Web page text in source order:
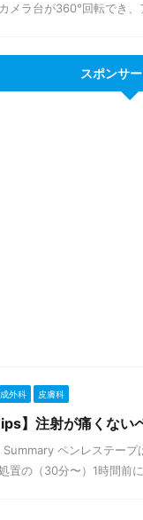
メラ台が360°回転でき
スポンサ
外科 皮膚科
】注射が痛くない
ペンレステープ
置の（30分〜）1時間前